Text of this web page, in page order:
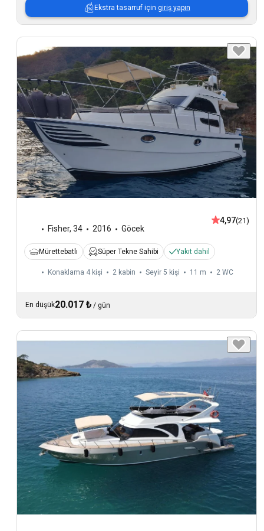
Ekstra tasarruf için giriş yapın
Fisher, 34 2016 Göcek
4,97(21)
Mürettebatlı Süper Tekne Sahibi Yakıt dahil
Konaklama 4 kişi 2 kabin Seyir 5 kişi 11 m 2 WC
En düşük20.017 ₺ / gün